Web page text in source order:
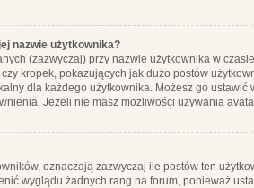
nazwie użytkownika?
(zazwyczaj) przy nazwie użytkownika w
kropek, pokazujących jak dużo postów
dla każdego użytkownika. Możesz go
Jeżeli nie masz możliwości używania
oznaczają zazwyczaj ile postów ten
wyglądu żadnych rang na forum, ponieważ